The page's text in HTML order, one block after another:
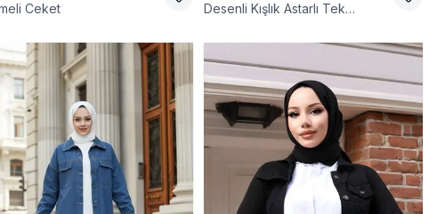
Ceket
Desenli Kışlık Astarlı Tek